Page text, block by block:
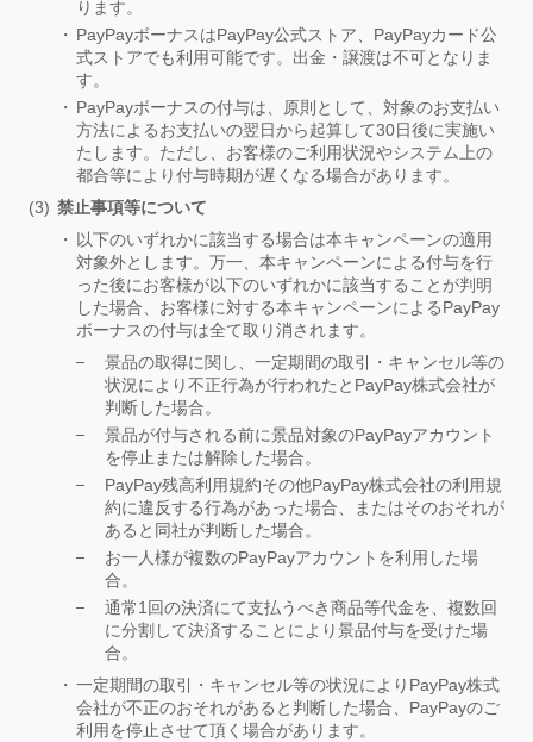
ります。
PayPayボーナスはPayPay公式ストア、PayPayカード公
式ストアでも利用可能です。出金・譲渡は不可となりま
す。
PayPayボーナスの付与は、原則として、対象のお支払い
方法によるお支払いの翌日から起算して30日後に実施い
たします。ただし、お客様のご利用状況やシステム上の
都合等により付与時期が遅くなる場合があります。
禁止事項等について
以下のいずれかに該当する場合は本キャンペーンの適用
対象外とします。万一、本キャンペーンによる付与を行
った後にお客様が以下のいずれかに該当することが判明
した場合、お客様に対する本キャンペーンによるPayPay
ボーナスの付与は全て取り消されます。
景品の取得に関し、一定期間の取引・キャンセル等の
状況により不正行為が行われたとPayPay株式会社が
判断した場合。
景品が付与される前に景品対象のPayPayアカウント
を停止または解除した場合。
PayPay残高利用規約その他PayPay株式会社の利用規
約に違反する行為があった場合、またはそのおそれが
あると同社が判断した場合。
お一人様が複数のPayPayアカウントを利用した場
合。
通常1回の決済にて支払うべき商品等代金を、複数回
に分割して決済することにより景品付与を受けた場
合。
一定期間の取引・キャンセル等の状況によりPayPay株式
会社が不正のおそれがあると判断した場合、PayPayのご
利用を停止させて頂く場合があります。